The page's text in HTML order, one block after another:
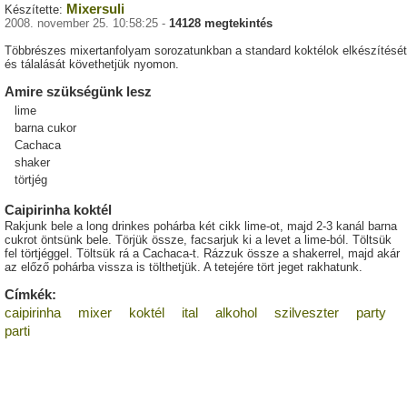
Készítette: Mixersuli
2008. november 25. 10:58:25 - 14128 megtekintés
Többrészes mixertanfolyam sorozatunkban a standard koktélok elkészítését
és tálalását követhetjük nyomon.
Amire szükségünk lesz
lime
barna cukor
Cachaca
shaker
törtjég
Caipirinha koktél
Rakjunk bele a long drinkes pohárba két cikk lime-ot, majd 2-3 kanál barna
cukrot öntsünk bele. Törjük össze, facsarjuk ki a levet a lime-ból. Töltsük
fel törtjéggel. Töltsük rá a Cachaca-t. Rázzuk össze a shakerrel, majd akár
az előző pohárba vissza is tölthetjük. A tetejére tört jeget rakhatunk.
Címkék:
caipirinha
mixer koktél ital alkohol szilveszter
party
parti